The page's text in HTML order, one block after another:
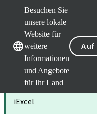
Besuchen Sie
unsere lokale
Website für
weitere
Informationen
und Angebote
für Ihr Land
Kategorien
iExcel